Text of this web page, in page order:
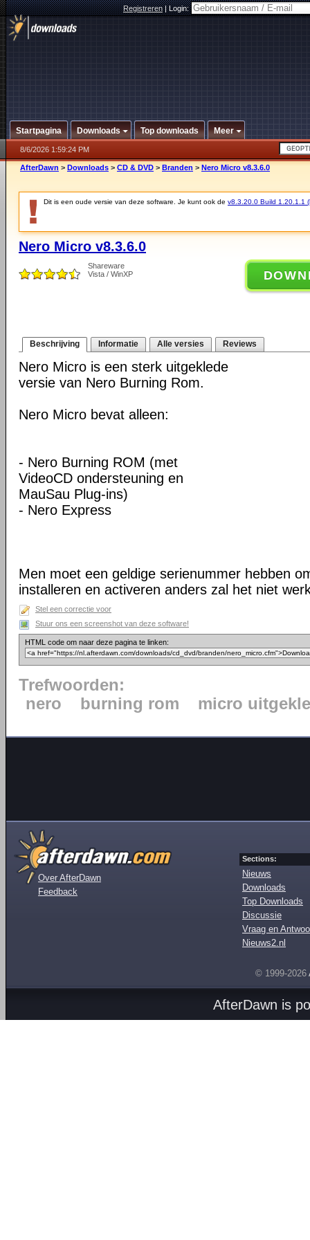
Registreren|Login:
Startpagina Downloads Top downloads Meer
8/6/2026 1:59:24 PM
AfterDawn > Downloads > CD & DVD > Branden > Nero Micro v8.3.6.0
Dit is een oude versie van deze software. Je kunt ook de v8.3.20.0 Build 1.20.1.1
Nero Micro v8.3.6.0
Shareware
Vista / WinXP
Beschrijving Informatie Alle versies Reviews
Nero Micro is een sterk uitgeklede
versie van Nero Burning Rom.
Nero Micro bevat alleen:
- Nero Burning ROM (met
VideoCD ondersteuning en
MauSau Plug-ins)
- Nero Express
Men moet een geldige serienummer hebben
installeren en activeren anders zal het niet
Stel een correctie voor
Stuur ons een screenshot van deze software!
HTML code om naar deze pagina te linken:
Trefwoorden:
nero
burning rom micro
Over AfterDawn
Feedback
Sections:
Nieuws
Downloads
Top Downloads
Discussie
Vraag en
Nieuws2.nl
© 1999-2026
AfterDawn is